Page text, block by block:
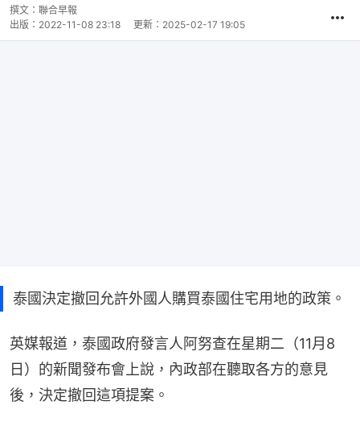
撰文： 聯合早報
出版： 2022-11-08 23:18 更新： 2025-02-17 19:05
泰國決定撤回允許外國人購買泰國住宅用地的政策。
英媒報道，泰國政府發言人阿努查在星期二（11月8
日）的新聞發布會上說，內政部在聽取各方的意見
後，決定撤回這項提案。